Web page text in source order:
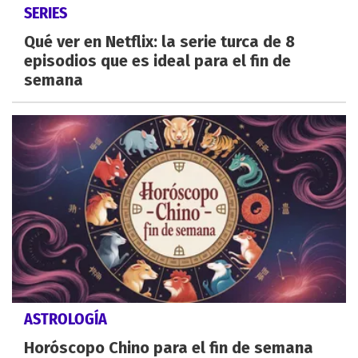
SERIES
Qué ver en Netflix: la serie turca de 8
episodios que es ideal para el fin de
semana
ASTROLOGÍA
Horóscopo Chino para el fin de semana